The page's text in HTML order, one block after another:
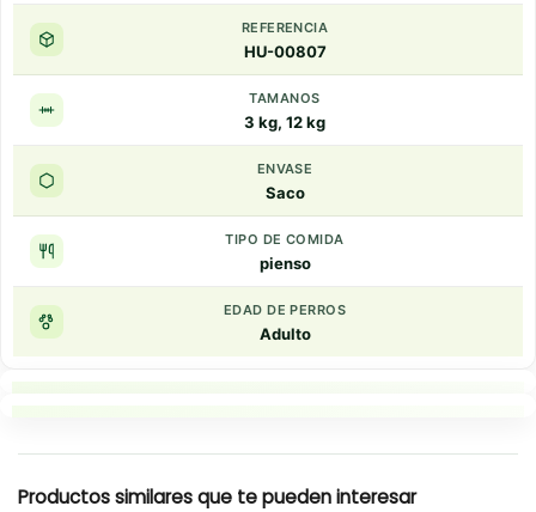
REFERENCIA
HU-00807
TAMANOS
3 kg, 12 kg
ENVASE
Saco
TIPO DE COMIDA
pienso
EDAD DE PERROS
Adulto
Productos similares que te pueden interesar